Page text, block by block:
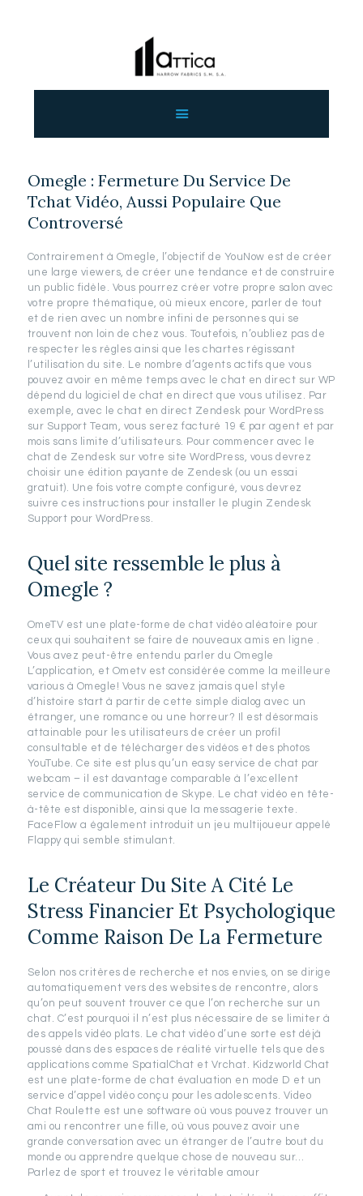
ΕΠΙΚΟΙΝΩΝΙΑ
ΧΟΝΔΡΙΚΗ
ΕΛΛΗΝΙΚΆ
Omegle : Fermeture Du Service De
Tchat Vidéo, Aussi Populaire Que
Controversé
Contrairement à Omegle, l’objectif de YouNow est de créer
une large viewers, de créer une tendance et de construire
un public fidèle. Vous pourrez créer votre propre salon avec
votre propre thématique, où mieux encore, parler de tout
et de rien avec un nombre infini de personnes qui se
trouvent non loin de chez vous. Toutefois, n’oubliez pas de
respecter les règles ainsi que les chartes régissant
l’utilisation du site. Le nombre d’agents actifs que vous
pouvez avoir en même temps avec le chat en direct sur WP
dépend du logiciel de chat en direct que vous utilisez. Par
exemple, avec le chat en direct Zendesk pour WordPress
sur Support Team, vous serez facturé 19 € par agent et par
mois sans limite d’utilisateurs. Pour commencer avec le
chat de Zendesk sur votre site WordPress, vous devrez
choisir une édition payante de Zendesk (ou un essai
gratuit). Une fois votre compte configuré, vous devrez
suivre ces instructions pour installer le plugin Zendesk
Support pour WordPress.
Quel site ressemble le plus à
Omegle ?
OmeTV est une plate-forme de chat vidéo aléatoire pour
ceux qui souhaitent se faire de nouveaux amis en ligne .
Vous avez peut-être entendu parler du Omegle
L’application, et Ometv est considérée comme la meilleure
various à Omegle! Vous ne savez jamais quel style
d’histoire start à partir de cette simple dialog avec un
étranger, une romance ou une horreur? Il est désormais
attainable pour les utilisateurs de créer un profil
consultable et de télécharger des vidéos et des photos
YouTube. Ce site est plus qu’un easy service de chat par
webcam – il est davantage comparable à l’excellent
service de communication de Skype. Le chat vidéo en tête-
à-tête est disponible, ainsi que la messagerie texte.
FaceFlow a également introduit un jeu multijoueur appelé
Flappy qui semble stimulant.
Le Créateur Du Site A Cité Le
Stress Financier Et Psychologique
Comme Raison De La Fermeture
Selon nos critères de recherche et nos envies, on se dirige
automatiquement vers des websites de rencontre, alors
qu’on peut souvent trouver ce que l’on recherche sur un
chat. C’est pourquoi il n’est plus nécessaire de se limiter à
des appels vidéo plats. Le chat vidéo d’une sorte est déjà
poussé dans des espaces de réalité virtuelle tels que des
applications comme SpatialChat et Vrchat. Kidzworld Chat
est une plate-forme de chat évaluation en mode D et un
service d’appel vidéo conçu pour les adolescents. Video
Chat Roulette est une software où vous pouvez trouver un
ami ou rencontrer une fille, où vous pouvez avoir une
grande conversation avec un étranger de l’autre bout du
monde ou apprendre quelque chose de nouveau sur…
Parlez de sport et trouvez le véritable amour